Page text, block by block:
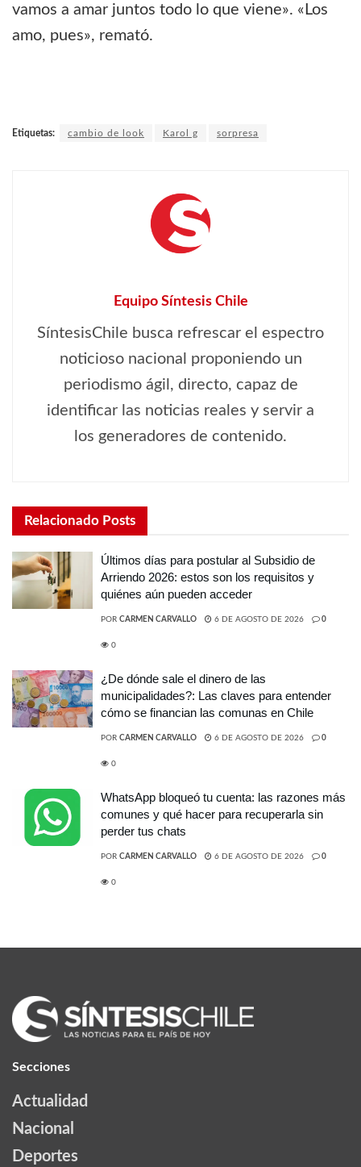
vamos a amar juntos todo lo que viene». «Los
amo, pues», remató.
Etiquetas: cambio de look Karol g sorpresa
Equipo Síntesis Chile
SíntesisChile busca refrescar el espectro
noticioso nacional proponiendo un
periodismo ágil, directo, capaz de
identificar las noticias reales y servir a
los generadores de contenido.
Relacionado Posts
Últimos días para postular al Subsidio de
Arriendo 2026: estos son los requisitos y
quiénes aún pueden acceder
POR CARMEN CARVALLO 6 DE AGOSTO DE 2026 0
0
¿De dónde sale el dinero de las
municipalidades?: Las claves para entender
cómo se financian las comunas en Chile
POR CARMEN CARVALLO 6 DE AGOSTO DE 2026 0
0
WhatsApp bloqueó tu cuenta: las razones más
comunes y qué hacer para recuperarla sin
perder tus chats
POR CARMEN CARVALLO 6 DE AGOSTO DE 2026 0
0
Secciones
Actualidad
Nacional
Deportes